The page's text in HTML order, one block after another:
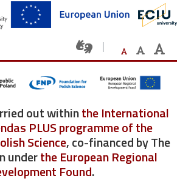
out withinthe International
PLUS programme of the
Science, co-financed by The
underthe European Regional
Found.